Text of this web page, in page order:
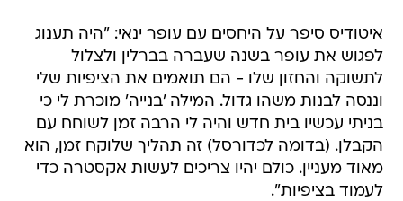
איטודיס סיפר על היחסים עם עופר ינאי: "היה תענוג
לפגוש את עופר בשנה שעברה בברלין ולצלול
לתשוקה והחזון שלו - הם תואמים את הציפיות שלי
וננסה לבנות משהו גדול. המילה 'בנייה' מוכרת לי כי
בניתי עכשיו בית חדש והיה לי הרבה זמן לשוחח עם
הקבלן. (בדומה לכדורסל) זה תהליך שלוקח זמן, הוא
מאוד מעניין. כולם יהיו צריכים לעשות אקסטרה כדי
לעמוד בציפיות".